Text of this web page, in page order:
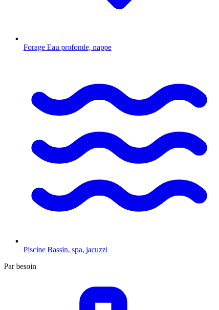
Forage Eau profonde, nappe
Piscine Bassin, spa, jacuzzi
Par besoin